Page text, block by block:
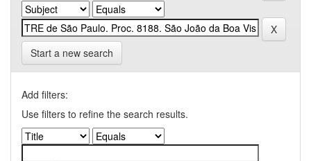
Start a new search
Add filters:
Use filters to refine the search results.